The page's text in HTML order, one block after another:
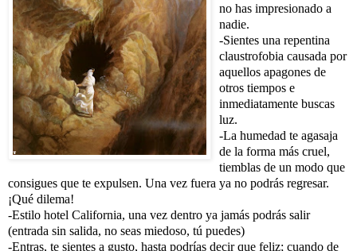
no has impresionado a
nadie.
-Sientes una repentina
claustrofobia causada por
aquellos apagones de
otros tiempos e
inmediatamente buscas
luz.
-La humedad te agasaja
de la forma más cruel,
tiemblas de un modo que
consigues que te expulsen. Una vez fuera ya no podrás regresar.
¡Qué dilema!
-Estilo hotel California, una vez dentro ya jamás podrás salir
(entrada sin salida, no seas miedoso, tú puedes)
-Entras, te sientes a gusto, hasta podrías decir que feliz; cuando de